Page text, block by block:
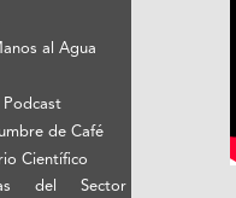
al Agua
Podcast
de Café
Científico
del Sector